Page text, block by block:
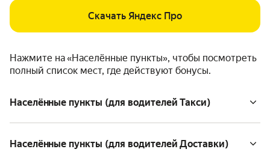
Скачать Яндекс Про
Нажмите на «Населённые пункты», чтобы посмотреть
полный список мест, где действуют бонусы.
Населённые пункты (для водителей Такси)
Населённые пункты (для водителей Доставки)